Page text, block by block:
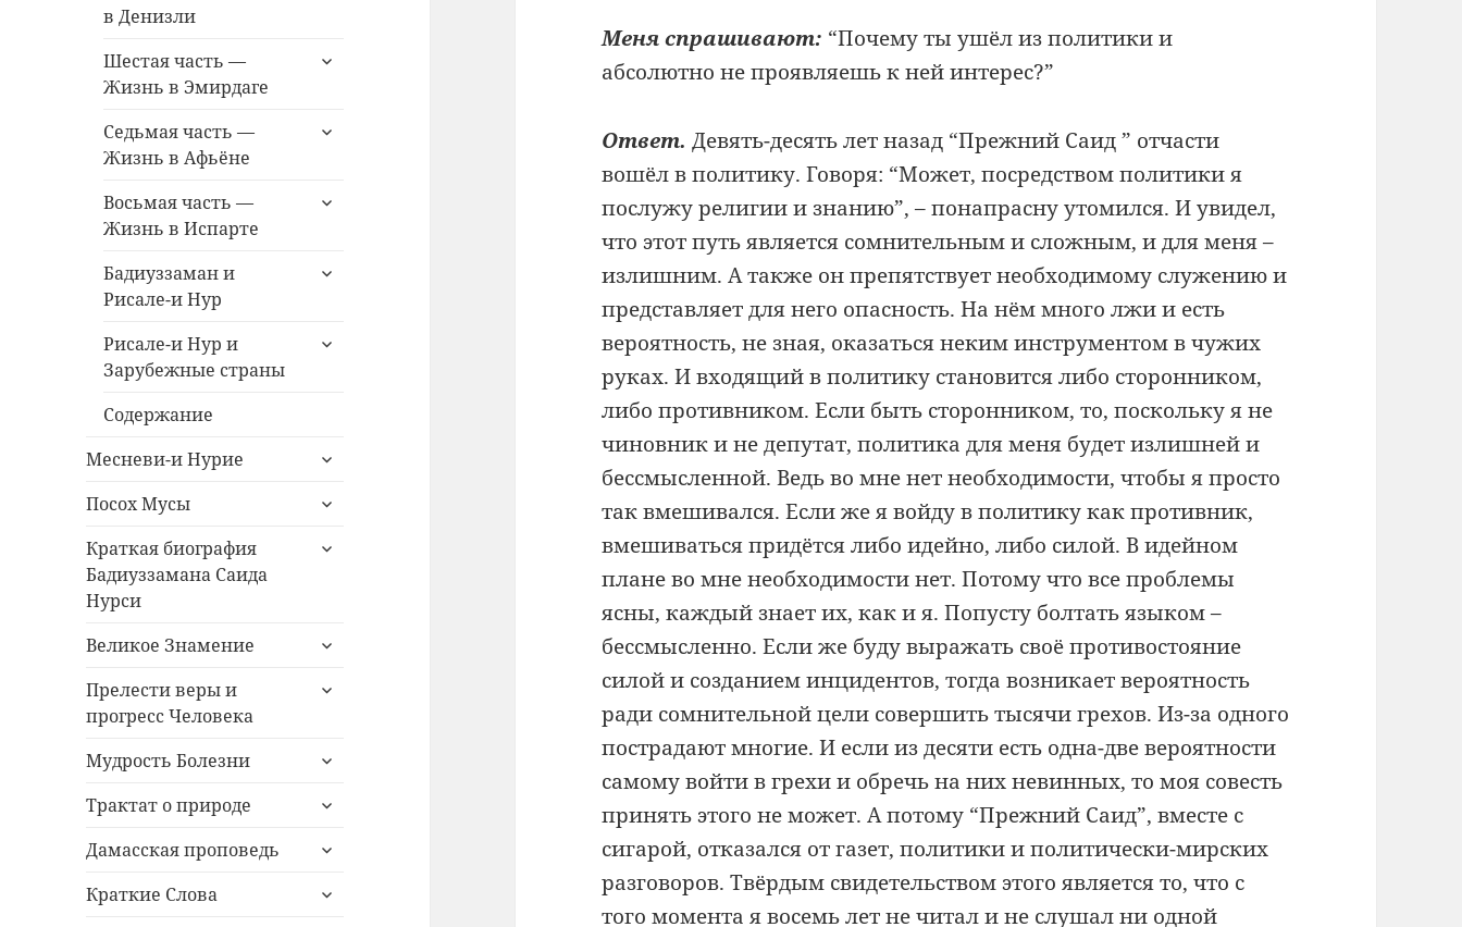
в Денизли
Шестая часть —
Жизнь в Эмирдаге
раскрыть
Седьмая часть —
Жизнь в Афьёне
раскрыть
Восьмая часть —
Жизнь в Испарте
раскрыть
Бадиуззаман и
Рисале-и Нур
раскрыть
Рисале-и Нур и
Зарубежные страны
раскрыть
Содержание
Месневи-и Нурие
раскрыть
меню
Посох Мусы
раскрыть
меню
Краткая биография
Бадиуззамана Саида
Нурси
раскрыть
Великое Знамение
раскрыть
меню
Прелести веры и
прогресс Человека
раскрыть
Мудрость Болезни
раскрыть
меню
Трактат о природе
раскрыть
меню
Дамасская проповедь
раскрыть
меню
Краткие Слова
раскрыть
Меня спрашивают: “Почему ты ушёл из политики и
абсолютно не проявляешь к ней интерес?”
Ответ. Девять-десять лет назад “Прежний Саид ” отчасти
вошёл в политику. Говоря: “Может, посредством политики я
послужу религии и знанию”, – понапрасну утомился. И увидел,
что этот путь является сомнительным и сложным, и для меня –
излишним. А также он препятствует необходимому служению и
представляет для него опасность. На нём много лжи и есть
вероятность, не зная, оказаться неким инструментом в чужих
руках. И входящий в политику становится либо сторонником,
либо противником. Если быть сторонником, то, поскольку я не
чиновник и не депутат, политика для меня будет излишней и
бессмысленной. Ведь во мне нет необходимости, чтобы я просто
так вмешивался. Если же я войду в политику как противник,
вмешиваться придётся либо идейно, либо силой. В идейном
плане во мне необходимости нет. Потому что все проблемы
ясны, каждый знает их, как и я. Попусту болтать языком –
бессмысленно. Если же буду выражать своё противостояние
силой и созданием инцидентов, тогда возникает вероятность
ради сомнительной цели совершить тысячи грехов. Из-за одного
пострадают многие. И если из десяти есть одна-две вероятности
самому войти в грехи и обречь на них невинных, то моя совесть
принять этого не может. А потому “Прежний Саид”, вместе с
сигарой, отказался от газет, политики и политически-мирских
разговоров. Твёрдым свидетельством этого является то, что с
того момента я восемь лет не читал и не слушал ни одной